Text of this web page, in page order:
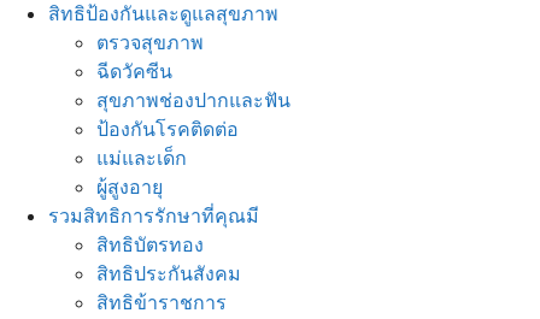
สิทธิป้องกันและดูแลสุขภาพ
ตรวจสุขภาพ
ฉีดวัคซีน
สุขภาพช่องปากและฟัน
ป้องกันโรคติดต่อ
แม่และเด็ก
ผู้สูงอายุ
รวมสิทธิการรักษาที่คุณมี
สิทธิบัตรทอง
สิทธิประกันสังคม
สิทธิข้าราชการ